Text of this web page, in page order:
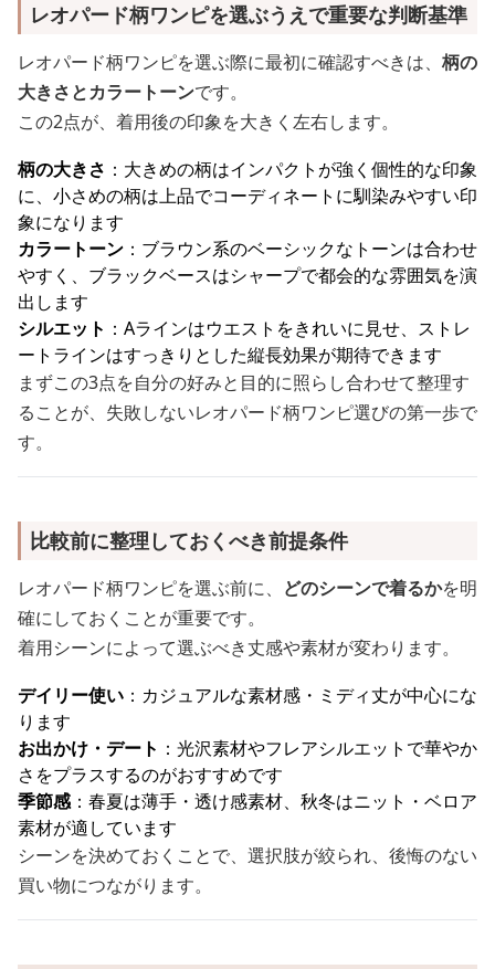
レオパード柄ワンピを選ぶうえで重要な判断基準
レオパード柄ワンピを選ぶ際に最初に確認すべきは、 柄の
大きさとカラートーンです。
この2点が、着用後の印象を大きく左右します。
柄の大きさ ：大きめの柄はインパクトが強く個性的な印象
に、小さめの柄は上品でコーディネートに馴染みやすい印
象になります
カラートーン ：ブラウン系のベーシックなトーンは合わせ
やすく、ブラックベースはシャープで都会的な雰囲気を演
出します
シルエット ：Aラインはウエストをきれいに見せ、ストレ
ートラインはすっきりとした縦長効果が期待できます
まずこの3点を自分の好みと目的に照らし合わせて整理す
ることが、失敗しないレオパード柄ワンピ選びの第一歩で
す。
比較前に整理しておくべき前提条件
レオパード柄ワンピを選ぶ前に、 どのシーンで着るかを明
確にしておくことが重要です。
着用シーンによって選ぶべき丈感や素材が変わります。
デイリー使い ：カジュアルな素材感・ミディ丈が中心にな
ります
お出かけ・デート ：光沢素材やフレアシルエットで華やか
さをプラスするのがおすすめです
季節感：春夏は薄手・透け感素材、秋冬はニット・ベロア
素材が適しています
シーンを決めておくことで、選択肢が絞られ、後悔のない
買い物につながります。